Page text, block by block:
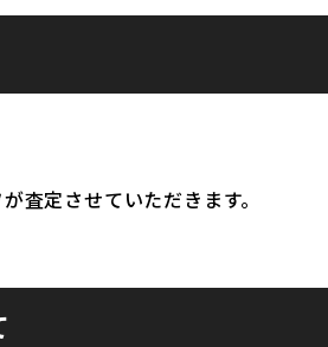
査定させていただきます。